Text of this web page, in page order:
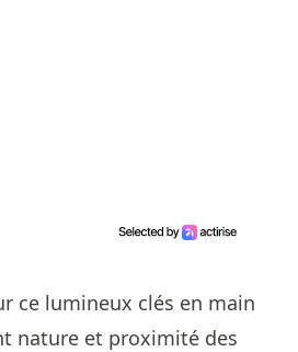
ce lumineux clés en main
nature et proximité des